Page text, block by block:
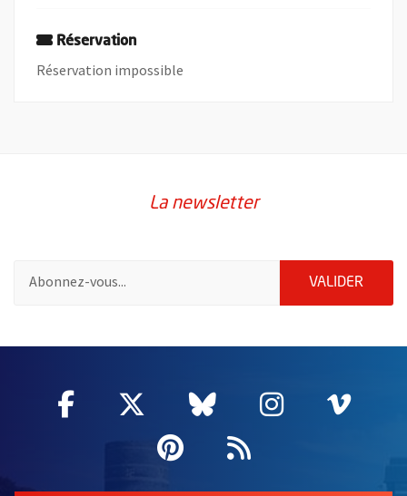
Réservation
Réservation impossible
La newsletter
VALIDER
Facebook
, Ouvre une nouvelle fenêtre
Twitter
, Ouvre une nouvelle
Bluesky
, Ouvre une
Instagram
, Ouvre
,
Pinterest
, Ouvre une
Flux RSS